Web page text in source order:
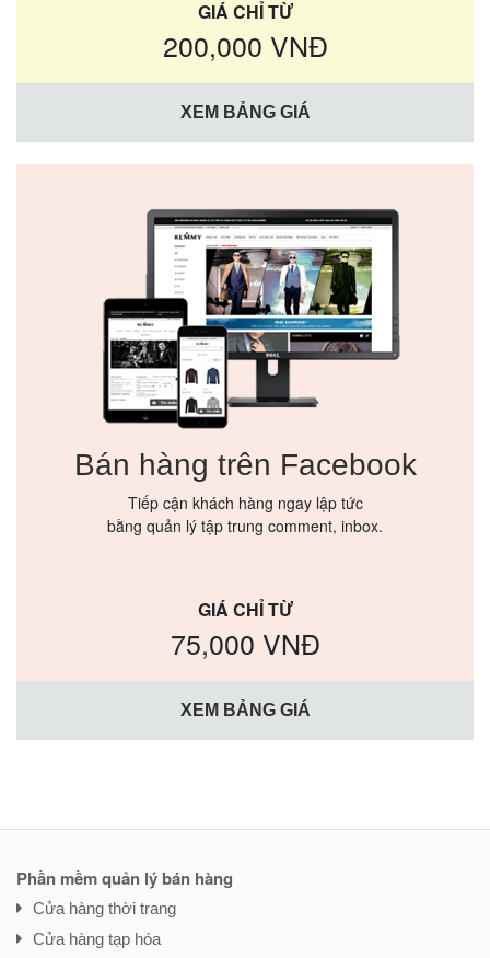
GIÁ CHỈ TỪ
200,000 VNĐ
XEM BẢNG GIÁ
Bán hàng trên Facebook
Tiếp cận khách hàng ngay lập tức
bằng quản lý tập trung comment, inbox.
GIÁ CHỈ TỪ
75,000 VNĐ
XEM BẢNG GIÁ
Phần mềm quản lý bán hàng
Cửa hàng thời trang
Cửa hàng tạp hóa